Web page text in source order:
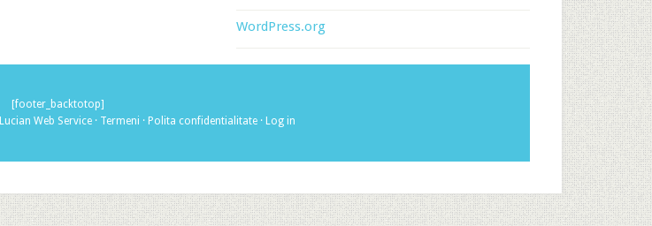
WordPress.org
[footer_backtotop]
Lucian Web Service · Termeni · Polita confidentialitate · Log in